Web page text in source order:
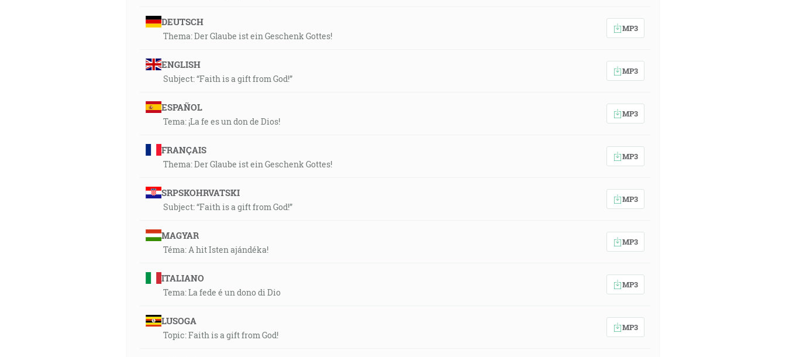
DEUTSCH
Thema: Der Glaube ist ein Geschenk Gottes!
MP3
ENGLISH
Subject: “Faith is a gift from God!”
MP3
ESPAÑOL
Tema: ¡La fe es un don de Dios!
MP3
FRANÇAIS
Thema: Der Glaube ist ein Geschenk Gottes!
MP3
SRPSKOHRVATSKI
Subject: “Faith is a gift from God!”
MP3
MAGYAR
Téma: A hit Isten ajándéka!
MP3
ITALIANO
Tema: La fede é un dono di Dio
MP3
LUSOGA
Topic: Faith is a gift from God!
MP3